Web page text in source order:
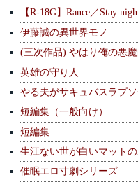
【R-18G】Rance／Stay
伊藤誠の異世界モノ
(三次作品) やはり俺の悪
英雄の守り人
やる夫がサキュバスラプ
短編集（一般向け）
短編集
生江ない世が白いマット
催眠エロ寸劇シリーズ